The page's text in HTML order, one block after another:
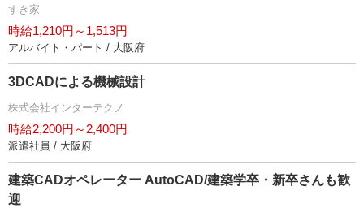
すき家
時給1,210円～1,513円
アルバイト・パート / 大阪府
3DCADによる機械設計
株式会社インターテクノ
時給2,200円～2,400円
派遣社員 / 大阪府
建築CADオペレーター AutoCAD/建築学卒・新卒さんも歓
迎